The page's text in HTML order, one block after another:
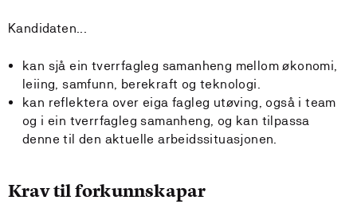
Kandidaten...
kan sjå ein tverrfagleg samanheng mellom økonomi,
leiing, samfunn, berekraft og teknologi.
kan reflektera over eiga fagleg utøving, også i team
og i ein tverrfagleg samanheng, og kan tilpassa
denne til den aktuelle arbeidssituasjonen.
Krav til forkunnskapar